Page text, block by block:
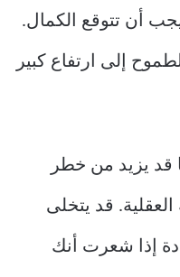
أن تتوقع الكمال.
إلى ارتفاع كبير
قد يزيد من خطر
قد يتخلى
إذا شعرت أنك